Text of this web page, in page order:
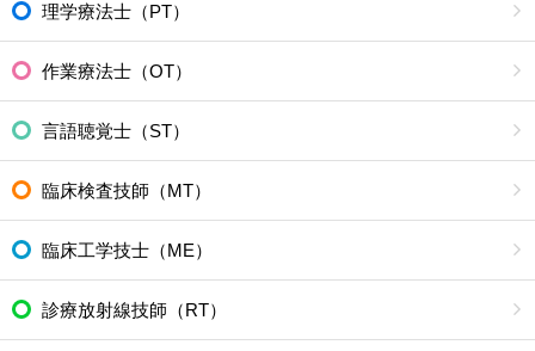
理学療法士（PT）
作業療法士（OT）
言語聴覚士（ST）
臨床検査技師（MT）
臨床工学技士（ME）
診療放射線技師（RT）